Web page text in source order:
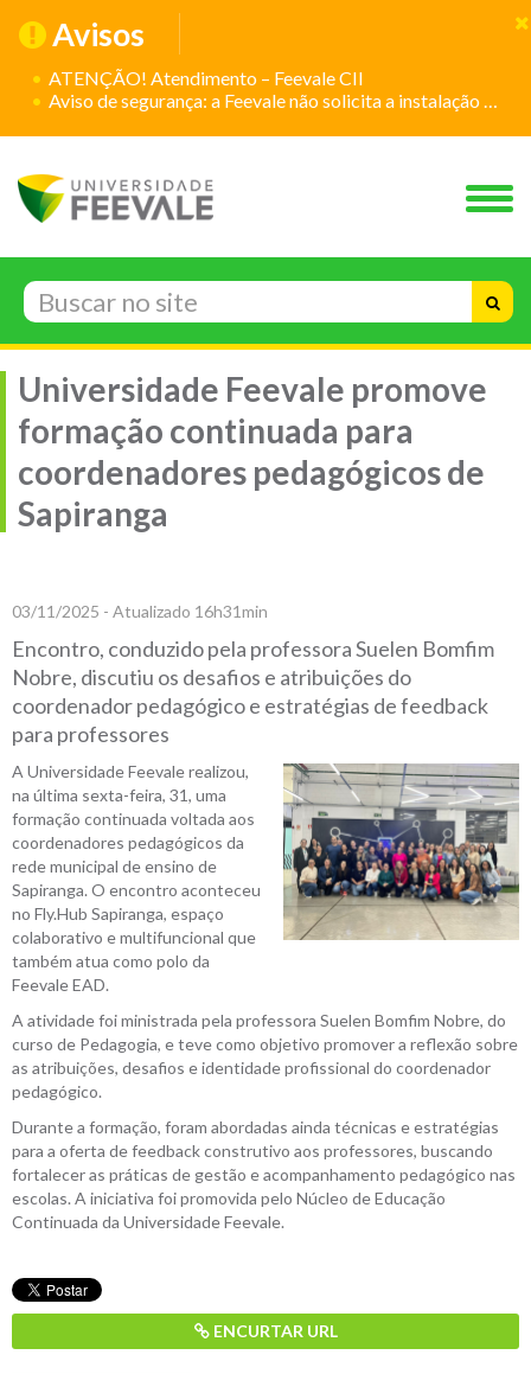
Avisos
ATENÇÃO! Atendimento – Feevale CII
Aviso de segurança: a Feevale não solicita a instalação de aplicativos
Universidade Feevale promove
formação continuada para
coordenadores pedagógicos de
Sapiranga
03/11/2025 - Atualizado 16h31min
Encontro, conduzido pela professora Suelen Bomfim
Nobre, discutiu os desafios e atribuições do
coordenador pedagógico e estratégias de feedback
para professores
A Universidade Feevale realizou,
na última sexta-feira, 31, uma
formação continuada voltada aos
coordenadores pedagógicos da
rede municipal de ensino de
Sapiranga. O encontro aconteceu
no Fly.Hub Sapiranga, espaço
colaborativo e multifuncional que
também atua como polo da
Feevale EAD.
A atividade foi ministrada pela professora Suelen Bomfim Nobre, do
curso de Pedagogia, e teve como objetivo promover a reflexão sobre
as atribuições, desafios e identidade profissional do coordenador
pedagógico.
Durante a formação, foram abordadas ainda técnicas e estratégias
para a oferta de feedback construtivo aos professores, buscando
fortalecer as práticas de gestão e acompanhamento pedagógico nas
escolas. A iniciativa foi promovida pelo Núcleo de Educação
Continuada da Universidade Feevale.
ENCURTAR URL